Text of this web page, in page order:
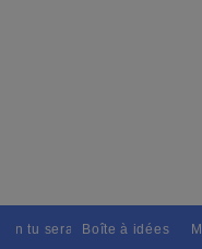
tu seras, Pour tous
Boîte à idées